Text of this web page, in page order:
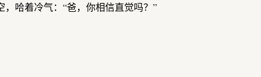
哈着冷气：“爸，你相信直觉吗？”